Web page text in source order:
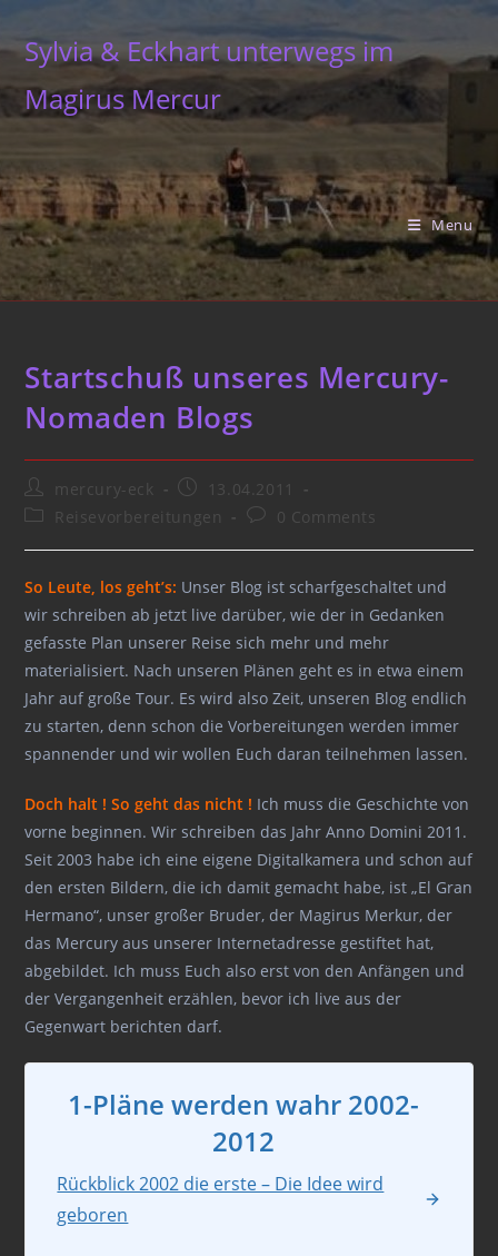
content
Sylvia & Eckhart unterwegs im
Magirus Mercur
Menu
Startschuß unseres Mercury-
Nomaden Blogs
Post
author:
mercury-eck
Post
published:
13.04.2011
PostReisevorbereitungen
Post0 Comments
So Leute, los geht’s: Unser Blog ist scharfgeschaltet und
wir schreiben ab jetzt live darüber, wie der in Gedanken
gefasste Plan unserer Reise sich mehr und mehr
materialisiert. Nach unseren Plänen geht es in etwa einem
Jahr auf große Tour. Es wird also Zeit, unseren Blog endlich
zu starten, denn schon die Vorbereitungen werden immer
spannender und wir wollen Euch daran teilnehmen lassen.
Doch halt ! So geht das nicht ! Ich muss die Geschichte von
vorne beginnen. Wir schreiben das Jahr Anno Domini 2011.
Seit 2003 habe ich eine eigene Digitalkamera und schon auf
den ersten Bildern, die ich damit gemacht habe, ist „El Gran
Hermano“, unser großer Bruder, der Magirus Merkur, der
das Mercury aus unserer Internetadresse gestiftet hat,
abgebildet. Ich muss Euch also erst von den Anfängen und
der Vergangenheit erzählen, bevor ich live aus der
Gegenwart berichten darf.
1-Pläne werden wahr 2002-
2012
Rückblick 2002 die erste – Die Idee wird
geboren